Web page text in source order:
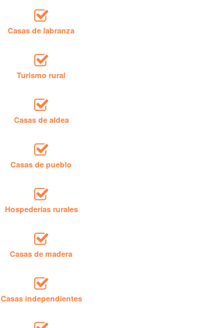
Casas de labranza
Turismo rural
Casas de aldea
Casas de pueblo
Hospederías rurales
Casas de madera
Casas independientes